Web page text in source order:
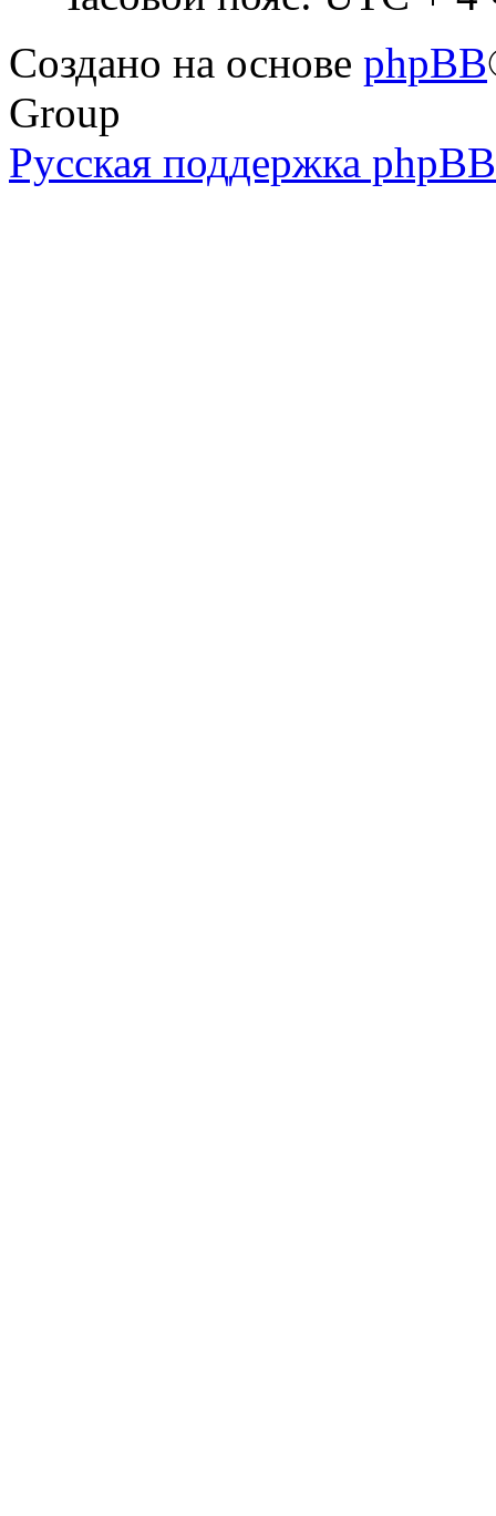
Создано на основе phpBB
Group
Русская поддержка phpBB